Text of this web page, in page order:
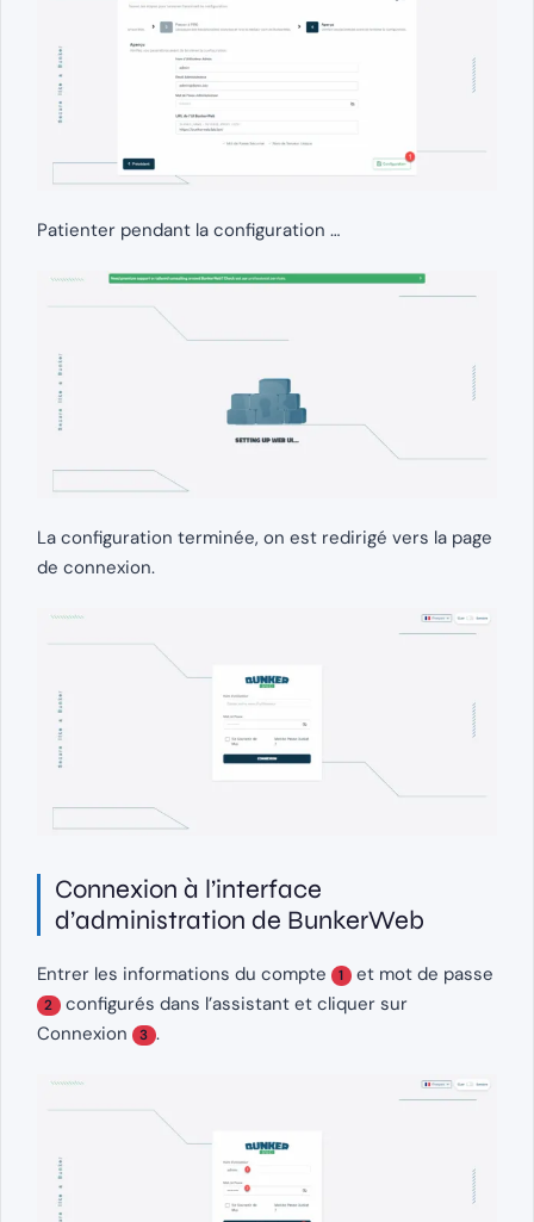
Patienter pendant la configuration …
La configuration terminée, on est redirigé vers la page
de connexion.
Connexion à l’interface
d’administration de BunkerWeb
Entrer les informations du compte 1 et mot de passe
2 configurés dans l’assistant et cliquer sur
Connexion
3 .